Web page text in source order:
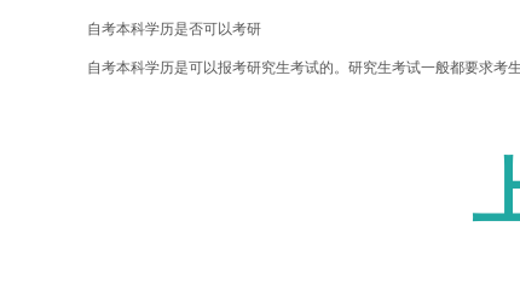
考试时间
自考本科学历是否可以考研
自考本科学历是可以报考研究生考试的。研究生考试一般都要求
到目前为止，广东地区已经有中山大学、深圳大学、暨南大学、
的热门专业和办学特色，考生可自行选择报考院校和报考专业。